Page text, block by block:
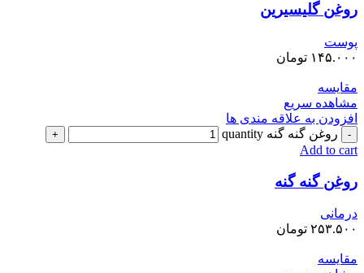
روغن گلیسیرین
پوست
۱۴۵.۰۰۰ تومان
مقایسه
مشاهده سریع
افزودن به علاقه مندی ها
روغن گنه گنه quantity
Add to cart
روغن گنه گنه
درمانی
۲۵۳.۵۰۰ تومان
مقایسه